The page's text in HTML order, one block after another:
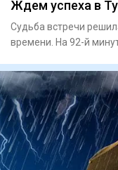
Ждем успеха в
Судьба встречи
времени. На 92-й